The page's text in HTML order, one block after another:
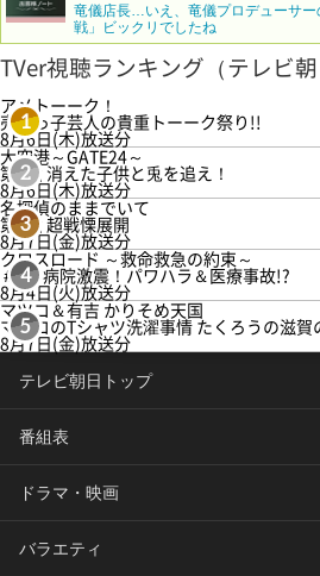
竜儀店長…いえ、竜儀プロデューサ
戦」ビックリでしたね
TVer視聴ランキング（テレビ朝
1
アメトーーク！
売れっ子芸人の貴重トーーク祭り!!
8月6日(木)放送分
2
大空港～GATE24～
第3話 消えた子供と兎を追え！
8月6日(木)放送分
3
名探偵のままでいて
第4話 超戦慄展開
8月7日(金)放送分
4
クロスロード ～救命救急の約束～
＃5 病院激震！パワハラ＆医療事故!?
8月4日(火)放送分
5
マツコ＆有吉 かりそめ天国
マツコのTシャツ洗濯事情 たくろうの滋
8月7日(金)放送分
テレビ朝日トップ
番組表
ドラマ・映画
バラエティ